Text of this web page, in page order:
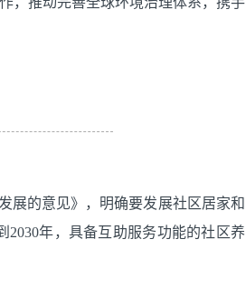
展的意见》，明确要发展社区居家和
年，具备互助服务功能的社区养